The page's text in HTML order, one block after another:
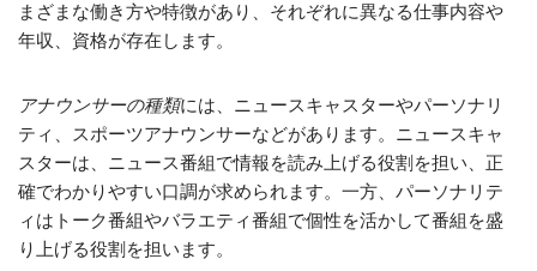
まざまな働き方や特徴があり、それぞれに異なる仕事内容や
年収、資格が存在します。
アナウンサーの種類には、ニュースキャスターやパーソナリ
ティ、スポーツアナウンサーなどがあります。ニュースキャ
スターは、ニュース番組で情報を読み上げる役割を担い、正
確でわかりやすい口調が求められます。一方、パーソナリテ
ィはトーク番組やバラエティ番組で個性を活かして番組を盛
り上げる役割を担います。